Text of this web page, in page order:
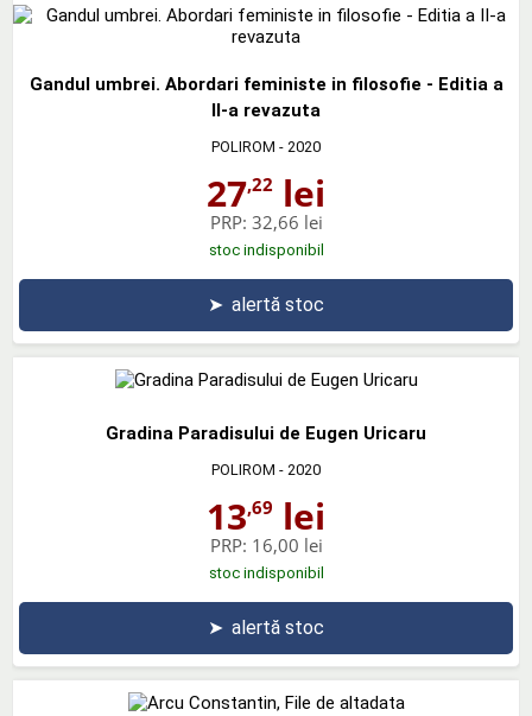
Gandul umbrei. Abordari feministe in filosofie - Editia a
II-a revazuta
POLIROM - 2020
27,22 lei
PRP: 32,66 lei
stoc indisponibil
➤ alertă stoc
Gradina Paradisului de Eugen Uricaru
POLIROM - 2020
13,69 lei
PRP: 16,00 lei
stoc indisponibil
➤ alertă stoc